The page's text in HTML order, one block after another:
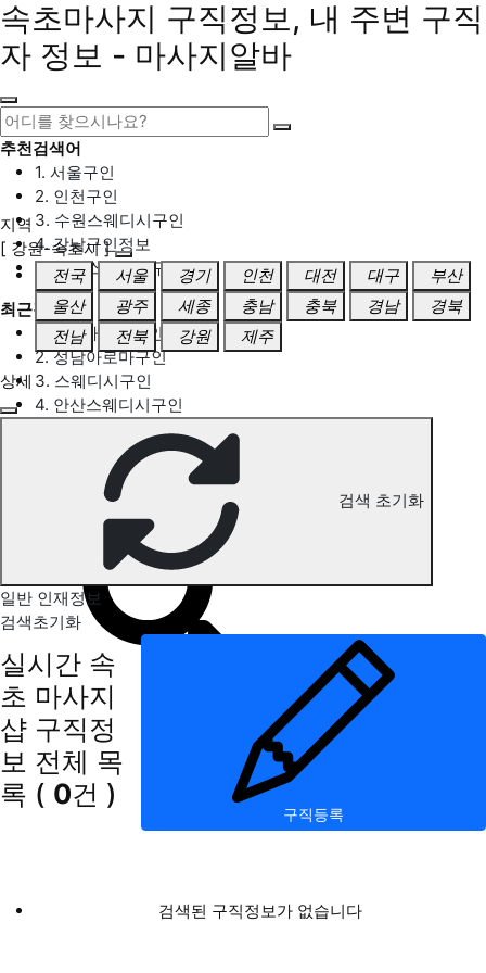
속초마사지 구직정보, 내 주변 구직
자 정보 - 마사지알바
추천검색어
1. 서울구인
2. 인천구인
3. 수원스웨디시구인
4. 강남구인정보
5. 동탄스웨디시구인
최근검색어
1. 일산마사지구인
2. 성남아로마구인
3. 스웨디시구인
4. 안산스웨디시구인
속초 마사지 구직정보
지역
[ 강원-속초시 ]
전국
서울 경기 인천 대전 대구
부산
울산
광주 세종 충남 충북 경남
경북
전남
전북 강원 제주
상세
검색 초기화
일반 인재정보
검색초기화
실시간 속
초 마사지
샵 구직정
보 전체 목
록 ( 0건 )
구직등록
검색된 구직정보가 없습니다